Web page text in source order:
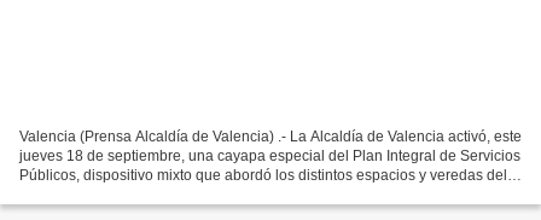
Valencia (Prensa Alcaldía de Valencia) .- La Alcaldía de Valencia activó, este
jueves 18 de septiembre, una cayapa especial del Plan Integral de Servicios
Públicos, dispositivo mixto que abordó los distintos espacios y veredas del